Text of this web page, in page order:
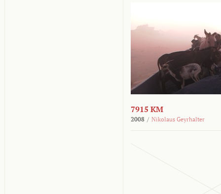
7915 KM
2008 / Nikolaus Geyrhalter